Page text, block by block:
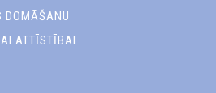
DOMĀŠANU
ATTĪSTĪBAI